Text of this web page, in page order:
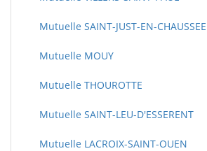
Mutuelle SAINT-JUST-EN-CHAUSSEE
Mutuelle MOUY
Mutuelle THOUROTTE
Mutuelle SAINT-LEU-D'ESSERENT
Mutuelle LACROIX-SAINT-OUEN